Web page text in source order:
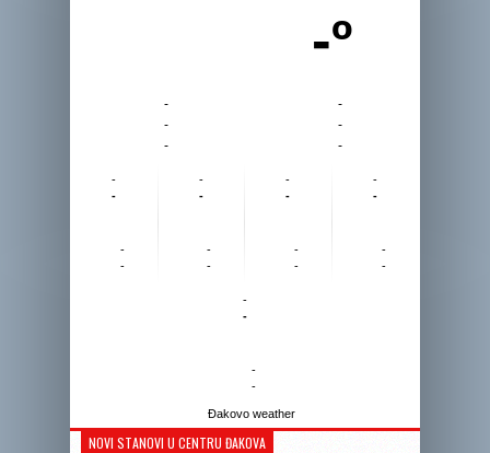
-º
-
-
-
-
-
-
-
-
-
-
-
-
-
-
-
-
-
-
-
-
-
-
-
-
-
-
Đakovo weather
NOVI STANOVI U CENTRU ĐAKOVA